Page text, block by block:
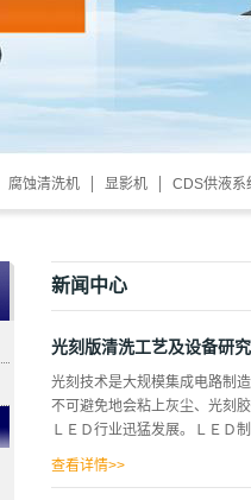
腐蚀清洗机 显影机 CDS供液系
新闻中心
光刻版清洗工艺及设备研究
光刻技术是大规模集成电路制
不可避免地会粘上灰尘、光刻
ＬＥＤ行业迅猛发展。ＬＥＤ
查看详情>>